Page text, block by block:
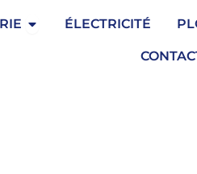
Ouvrir Serrurerie
ÉLECTRICITÉ